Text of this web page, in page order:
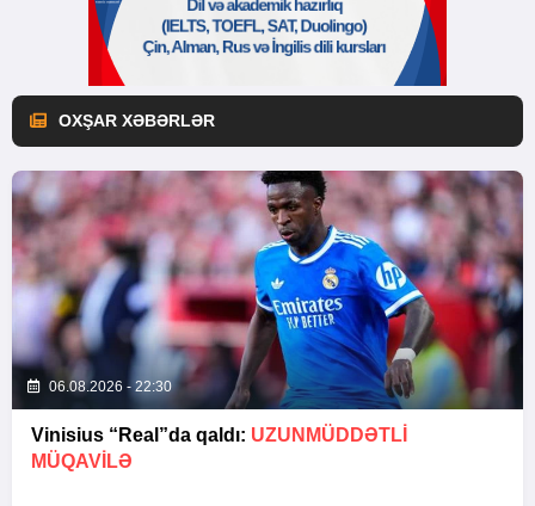
OXŞAR XƏBƏRLƏR
06.08.2026 - 22:30
Vinisius “Real”da qaldı: UZUNMÜDDƏTLİ
MÜQAVİLƏ